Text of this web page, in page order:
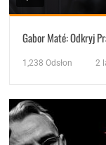
Gabor Maté: Odkryj
1,238 Odsłon 2